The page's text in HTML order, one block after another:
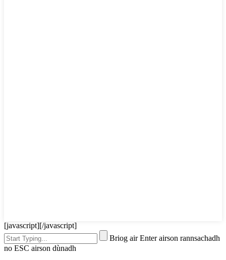
[javascript][/javascript]
Briog air Enter airson rannsachadh
no ESC airson dùnadh